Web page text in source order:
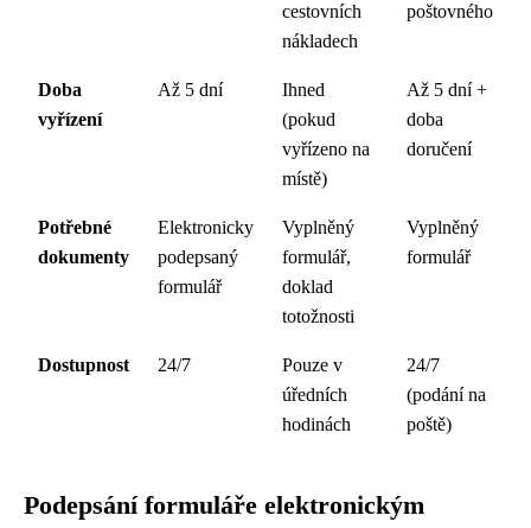
cestovních
nákladech
poštovného
Doba
vyřízení
Až 5 dní
Ihned
(pokud
vyřízeno na
místě)
Až 5 dní +
doba
doručení
Potřebné
dokumenty
Elektronicky
podepsaný
formulář
Vyplněný
formulář,
doklad
totožnosti
Vyplněný
formulář
Dostupnost 24/7
Pouze v
úředních
hodinách
24/7
(podání na
poště)
Podepsání formuláře elektronickým